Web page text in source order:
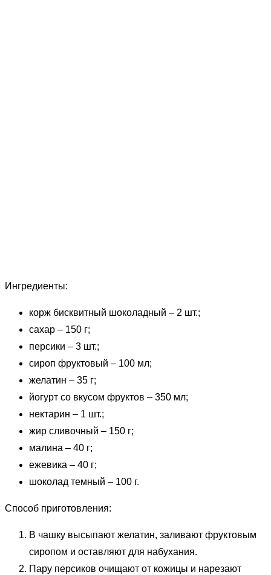
Ингредиенты:
корж бисквитный шоколадный – 2 шт.;
сахар – 150 г;
персики – 3 шт.;
сироп фруктовый – 100 мл;
желатин – 35 г;
йогурт со вкусом фруктов – 350 мл;
нектарин – 1 шт.;
жир сливочный – 150 г;
малина – 40 г;
ежевика – 40 г;
шоколад темный – 100 г.
Способ приготовления:
В чашку высыпают желатин, заливают фруктовым
сиропом и оставляют для набухания.
Пару персиков очищают от кожицы и нарезают